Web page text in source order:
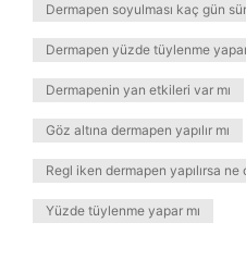
Dermapen soyulması kaç gün
Dermapen yüzde tüylenme yapar
Dermapenin yan etkileri var mı
Göz altına dermapen yapılır mı
Regl iken dermapen yapılırsa ne
Yüzde tüylenme yapar mı